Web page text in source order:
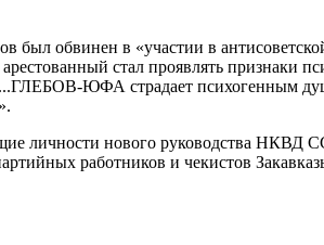
был обвинен в «участии в
стал проявлять признаки
ЮФА страдает психогенным
личности нового руководства НКВД
работников и чекистов